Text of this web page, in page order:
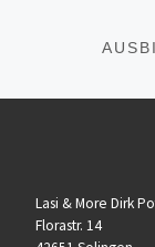
Lasi & More Dirk
Florastr. 14